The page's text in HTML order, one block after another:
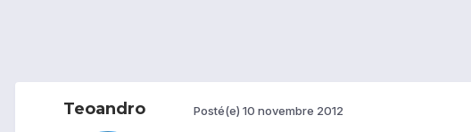
Teoandro Posté(e) 10 novembre 2012